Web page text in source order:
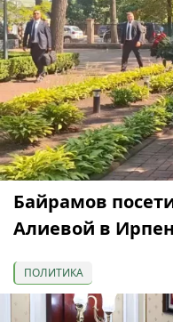
Байрамов
Алиевой в
ПОЛИТИКА